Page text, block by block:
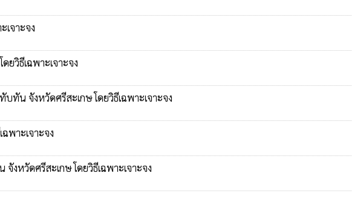
จาะจง
วิธีเฉพาะเจาะจง
น จังหวัดศรีสะเกษ โดยวิธีเฉพาะเจาะจง
พาะเจาะจง
วัดศรีสะเกษ โดยวิธีเฉพาะเจาะจง